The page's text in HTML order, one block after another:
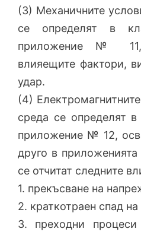
(3) Механичните
се определят в
приложение № 11,
влияещите фактори,
удар.
(4)
среда се определят
приложение № 12,
друго в
се отчитат следните
1. прекъсване на
2. краткотраен спад
3. преходни